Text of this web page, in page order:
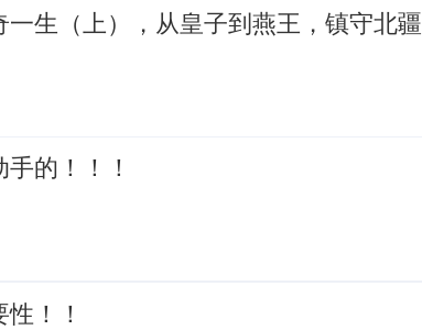
一生（上），从皇子到燕王，镇守北疆
的！！！
！！